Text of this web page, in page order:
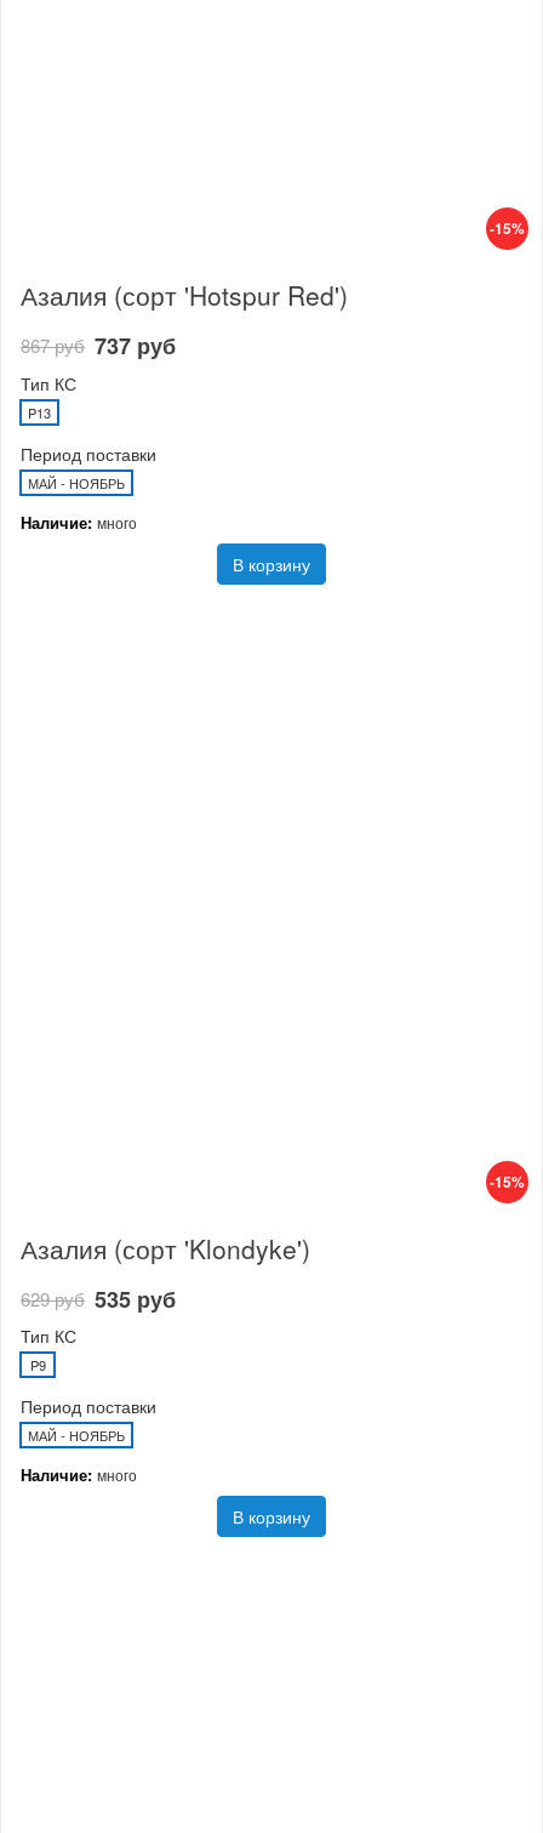
-15%
Азалия (сорт 'Hotspur Red')
867 руб 737 руб
Тип КС
P13
Период поставки
МАЙ - НОЯБРЬ
Наличие: много
В корзину
-15%
Азалия (сорт 'Klondyke')
629 руб 535 руб
Тип КС
P9
Период поставки
МАЙ - НОЯБРЬ
Наличие: много
В корзину